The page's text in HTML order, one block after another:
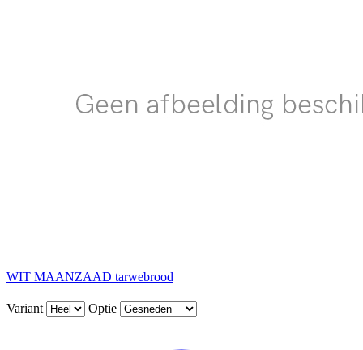
WIT MAANZAAD tarwebrood
Variant Optie